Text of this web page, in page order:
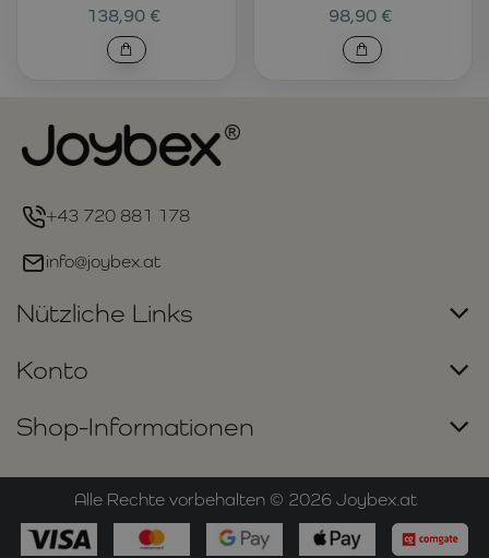
138,90 € 98,90 €
+43 720 881 178
info@joybex.at
Nützliche Links
Konto
Shop-Informationen
Alle Rechte vorbehalten © 2026 Joybex.at